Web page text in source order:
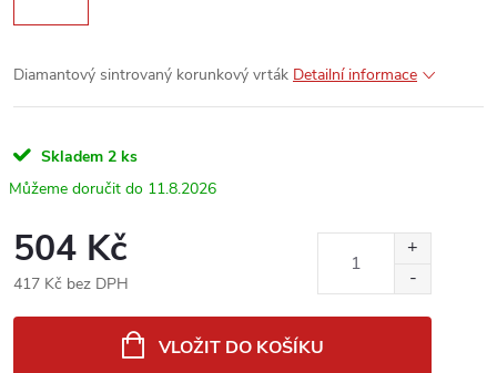
Diamantový sintrovaný korunkový vrták Detailní informace
Skladem 2 ks
11.8.2026
504 Kč
417 Kč bez DPH
VLOŽIT DO KOŠÍKU